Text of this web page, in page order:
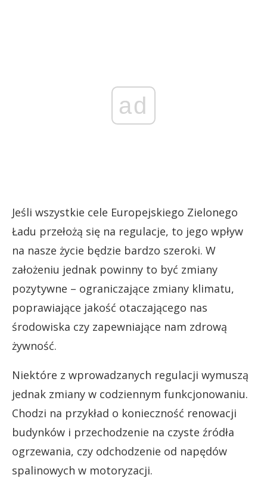
ad
Jeśli wszystkie cele Europejskiego Zielonego
Ładu przełożą się na regulacje, to jego wpływ
na nasze życie będzie bardzo szeroki. W
założeniu jednak powinny to być zmiany
pozytywne – ograniczające zmiany klimatu,
poprawiające jakość otaczającego nas
środowiska czy zapewniające nam zdrową
żywność.
Niektóre z wprowadzanych regulacji wymuszą
jednak zmiany w codziennym funkcjonowaniu.
Chodzi na przykład o konieczność renowacji
budynków i przechodzenie na czyste źródła
ogrzewania, czy odchodzenie od napędów
spalinowych w motoryzacji.